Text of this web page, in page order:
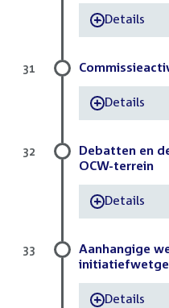
-Details
-Details
31
Debatten en
OCW-terrein
-Details
32
Aanhangige
-Details
33